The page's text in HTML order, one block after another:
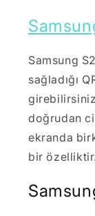
Samsung
sağladığı
doğrudan
ekranda
bir